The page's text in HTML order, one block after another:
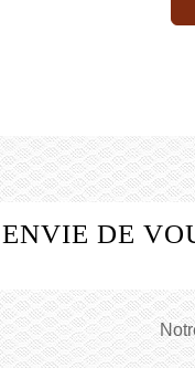
ENVIE DE